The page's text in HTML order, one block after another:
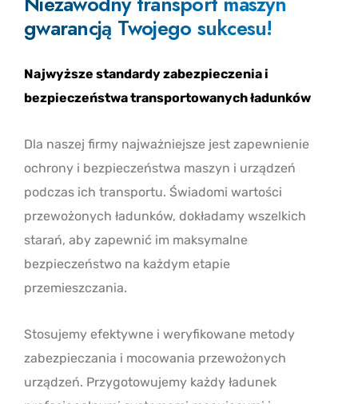
gwarancją Twojego sukcesu!
Najwyższe standardy zabezpieczenia i
bezpieczeństwa transportowanych ładunków
Dla naszej firmy najważniejsze jest zapewnienie
ochrony i bezpieczeństwa maszyn i urządzeń
podczas ich transportu. Świadomi wartości
przewożonych ładunków, dokładamy wszelkich
starań, aby zapewnić im maksymalne
bezpieczeństwo na każdym etapie
przemieszczania.
Stosujemy efektywne i weryfikowane metody
zabezpieczania i mocowania przewożonych
urządzeń. Przygotowujemy każdy ładunek